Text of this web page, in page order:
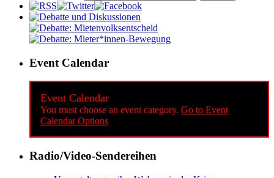
Event Calendar
Event Calendar
You must choose an event category. Go to Event
Calendar Options
Radio/Video-Sendereihen